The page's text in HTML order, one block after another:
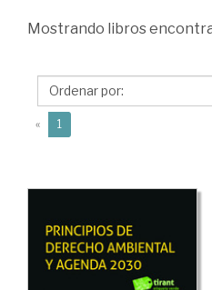
Tafur,
Mostrando libros
« 1